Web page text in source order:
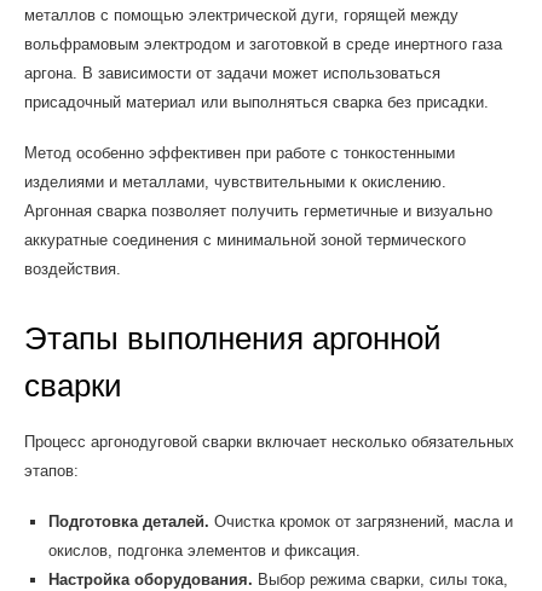
металлов с помощью электрической дуги, горящей между
вольфрамовым электродом и заготовкой в среде инертного газа
аргона. В зависимости от задачи может использоваться
присадочный материал или выполняться сварка без присадки.
Метод особенно эффективен при работе с тонкостенными
изделиями и металлами, чувствительными к окислению.
Аргонная сварка позволяет получить герметичные и визуально
аккуратные соединения с минимальной зоной термического
воздействия.
Этапы выполнения аргонной
сварки
Процесс аргонодуговой сварки включает несколько обязательных
этапов:
Подготовка деталей. Очистка кромок от загрязнений, масла и
окислов, подгонка элементов и фиксация.
Настройка оборудования. Выбор режима сварки, силы тока,